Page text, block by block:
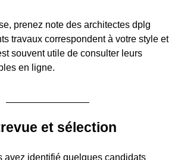
prenez note des architectes dplg
travaux correspondent à votre style et
souvent utile de consulter leurs
en ligne.
et sélection
avez identifié quelques candidats